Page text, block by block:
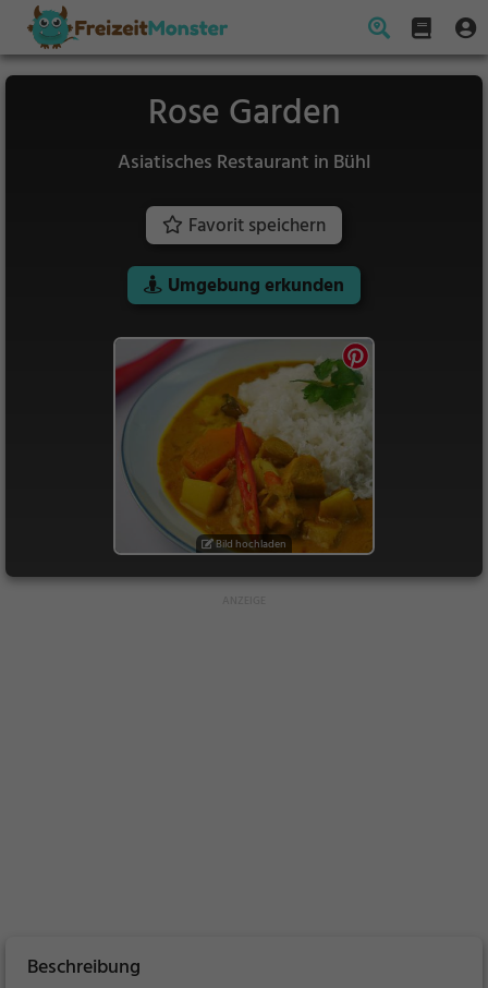
Rose Garden
Asiatisches Restaurant in Bühl
Favorit speichern
Umgebung erkunden
Bild hochladen
Beschreibung